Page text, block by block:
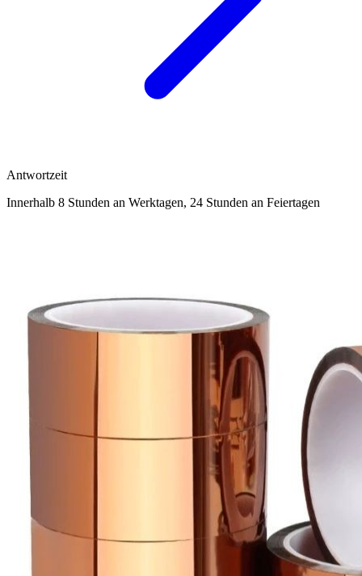
Antwortzeit
Innerhalb 8 Stunden an Werktagen, 24 Stunden an Feiertagen